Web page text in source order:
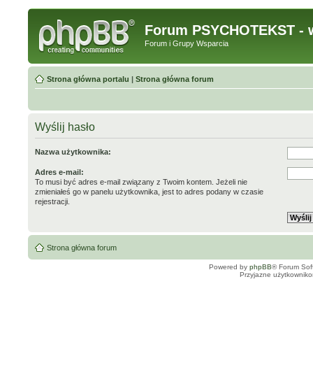
Forum PSYCHOTEKST
Forum i Grupy Wsparcia
Strona główna portalu | Strona główna forum
Wyślij hasło
Nazwa użytkownika:
Adres e-mail:
To musi być adres e-mail związany z Twoim kontem. Jeżeli nie
zmieniałeś go w panelu użytkownika, jest to adres podany w czasie
rejestracji.
Strona główna forum
Powered by phpBB® Forum
Przyjazne